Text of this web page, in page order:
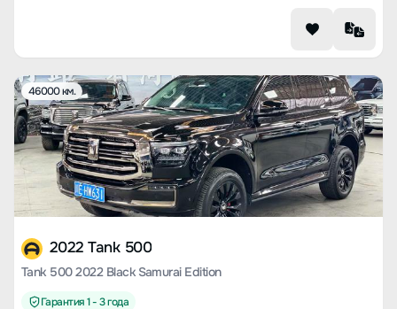
46000 км.
2022 Tank 500
Tank 500 2022 Black Samurai Edition
Гарантия 1 - 3 года